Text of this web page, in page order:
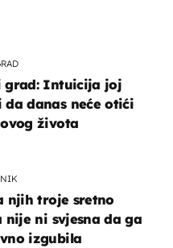
grad: Intuicija joj
da danas neće otići
života
njih troje sretno
nije ni svjesna da ga
izgubila